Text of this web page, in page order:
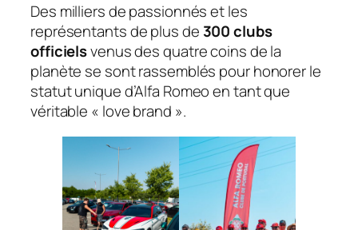
Des milliers de passionnés et les
représentants de plus de 300 clubs
officielsvenus des quatre coins de la
planète se sont rassemblés pour honorer le
statut unique d’Alfa Romeo en tant que
véritable « love brand ».